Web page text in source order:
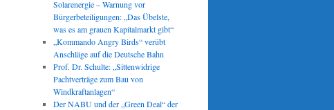
Solarenergie – Warnung vor
Bürgerbeteiligungen: „Das Übelste,
was es am grauen Kapitalmarkt gibt“
„Kommando Angry Birds“ verübt
Anschläge auf die Deutsche Bahn
Prof. Dr. Schulte: „Sittenwidrige
Pachtverträge zum Bau von
Windkraftanlagen“
Der NABU und der „Green Deal“ der